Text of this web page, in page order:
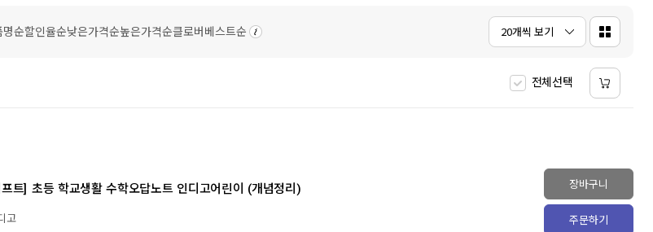
에스콰이어
10
필사
명순할인율순낮은가격순높은가격순클로버베스트순 20개씩 보기
전체선택
트] 초등 학교생활 수학오답노트 인디고어린이 (개념정리)
고
장바구니
주문하기